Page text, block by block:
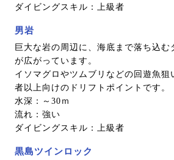
ダイビングスキル：上級者
男岩
巨大な岩の周辺に、海底まで落ち込む
が広がっています。
イソマグロやツムブリなどの回遊魚狙
者以上向けのドリフトポイントです。
水深：～30ｍ
流れ：強い
ダイビングスキル：上級者
黒島ツインロック